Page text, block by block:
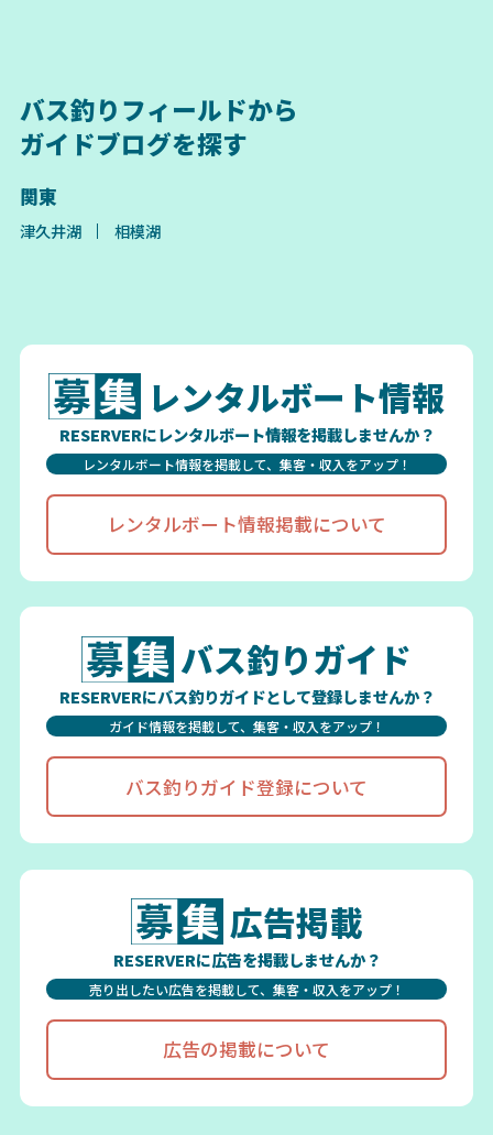
バス釣りフィールドから
ガイドブログを探す
関東
津久井湖 相模湖
レンタルボート情報
RESERVERにレンタルボート情報を掲載しませんか？
レンタルボート情報を掲載して、集客・収入をアップ！
レンタルボート情報掲載について
バス釣りガイド
RESERVERにバス釣りガイドとして登録しませんか？
ガイド情報を掲載して、集客・収入をアップ！
バス釣りガイド登録について
広告掲載
RESERVERに広告を掲載しませんか？
売り出したい広告を掲載して、集客・収入をアップ！
広告の掲載について